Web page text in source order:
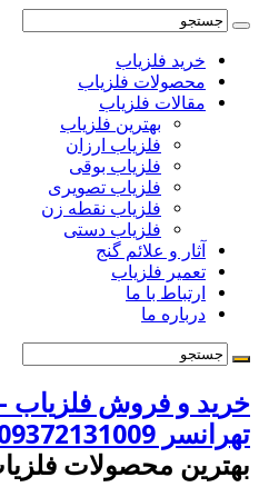
خرید فلزیاب
محصولات فلزیاب
مقالات فلزیاب
بهترین فلزیاب
فلزیاب ارزان
فلزیاب بوقی
فلزیاب تصویری
فلزیاب نقطه زن
فلزیاب دستی
آثار و علائم گنج
تعمیر فلزیاب
ارتباط با ما
درباره ما
خرید و فروش فلزیاب
تهرانسر 09372131009
بهترین محصولات